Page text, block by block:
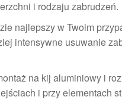
i rodzaju zabrudzeń.
najlepszy w Twoim
intensywne usuwanie
na kij aluminiowy i
i przy elementach